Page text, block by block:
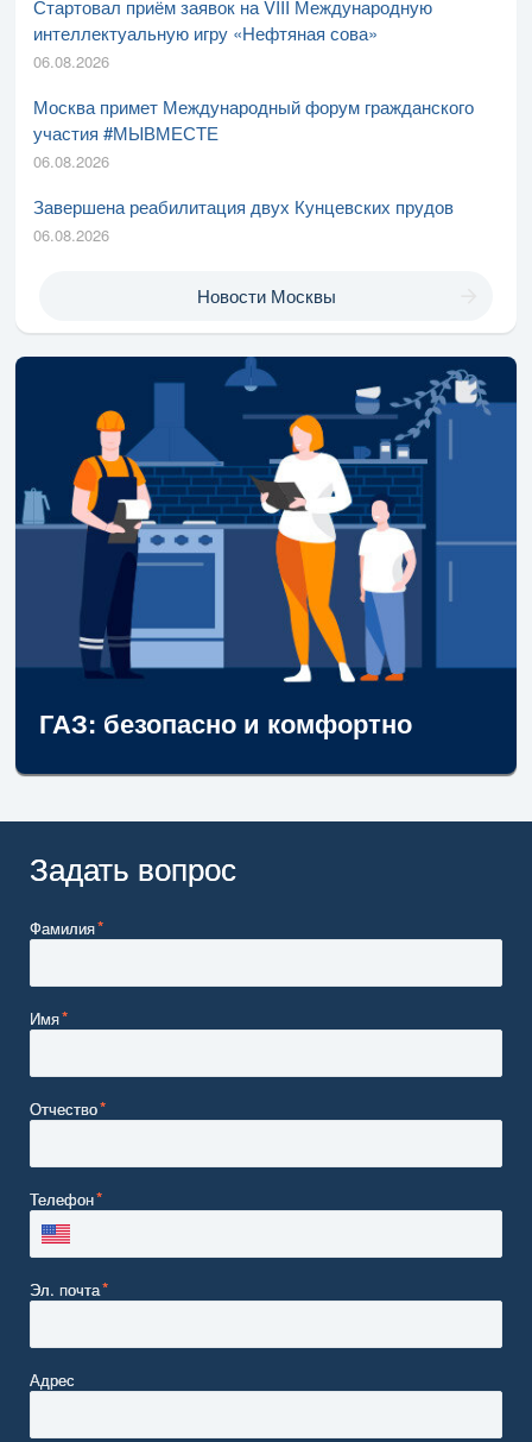
Стартовал приём заявок на VIII Международную
интеллектуальную игру «Нефтяная сова»
06.08.2026
Москва примет Международный форум гражданского
участия #МЫВМЕСТЕ
06.08.2026
Завершена реабилитация двух Кунцевских прудов
06.08.2026
Новости Москвы
ГАЗ: безопасно и комфортно